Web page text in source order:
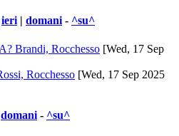
ieri| domani- ^su^
Brandi, Rocchesso [Wed, 17 Sep
Rocchesso [Wed, 17 Sep 2025
domani - ^su^